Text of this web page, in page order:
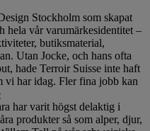
Stockholm som skapat
vår varumärkesidentitet –
butiksmaterial,
Utan Jocke, och hans ofta
hade Terroir Suisse inte haft
vi har idag. Fler fina jobb kan
har varit högst delaktig i
produkter så som alper, djur,